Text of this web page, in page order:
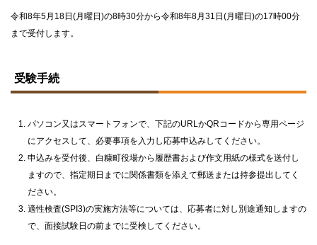
る
令和8年5月18日(月曜日)の8時30分から令和8年8月31日(月曜日)の17時00分
まで受付します。
ッ
プ
に
受験手続
パソコン又はスマートフォンで、下記のURLかQRコードから専用ページ
にアクセスして、必要事項を入力し応募申込みしてください。
申込みを受付後、白糠町役場から履歴書および作文用紙の様式を送付し
ますので、指定期日までに関係書類を添えて郵送または持参提出してく
ださい。
適性検査(SPI3)の実施方法等については、応募者に対し別途通知しますの
で、面接試験日の前までに受検してください。